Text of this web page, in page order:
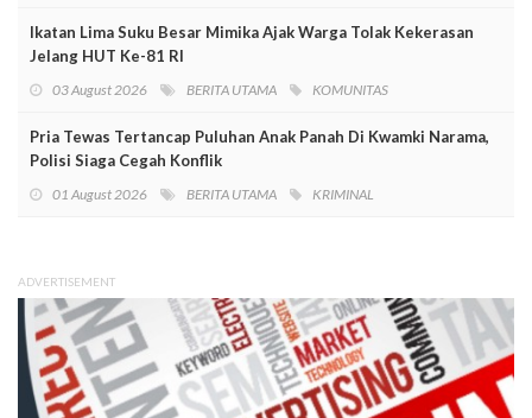
Ikatan Lima Suku Besar Mimika Ajak Warga Tolak Kekerasan
Jelang HUT Ke-81 RI
03 August 2026 BERITA UTAMA KOMUNITAS
Pria Tewas Tertancap Puluhan Anak Panah Di Kwamki Narama,
Polisi Siaga Cegah Konflik
01 August 2026 BERITA UTAMA KRIMINAL
ADVERTISEMENT